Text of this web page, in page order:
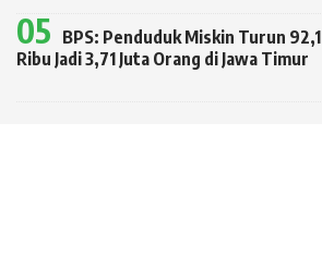
BPS: Penduduk Miskin Turun 92,1
Ribu Jadi 3,71 Juta Orang di Jawa Timur